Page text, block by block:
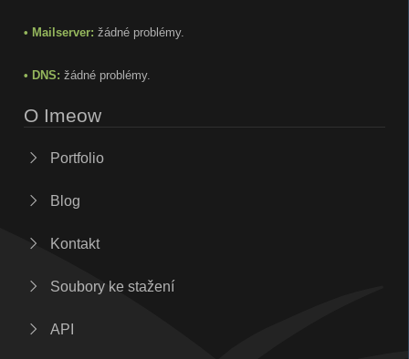
• Mailserver: žádné problémy.
• DNS: žádné problémy.
O Imeow
Portfolio
Blog
Kontakt
Soubory ke stažení
API